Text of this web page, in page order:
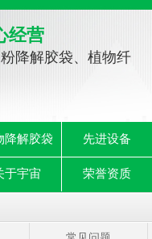
经营
降解胶袋、植物纤
降解胶袋 先进设备
于宇宙 荣誉资质